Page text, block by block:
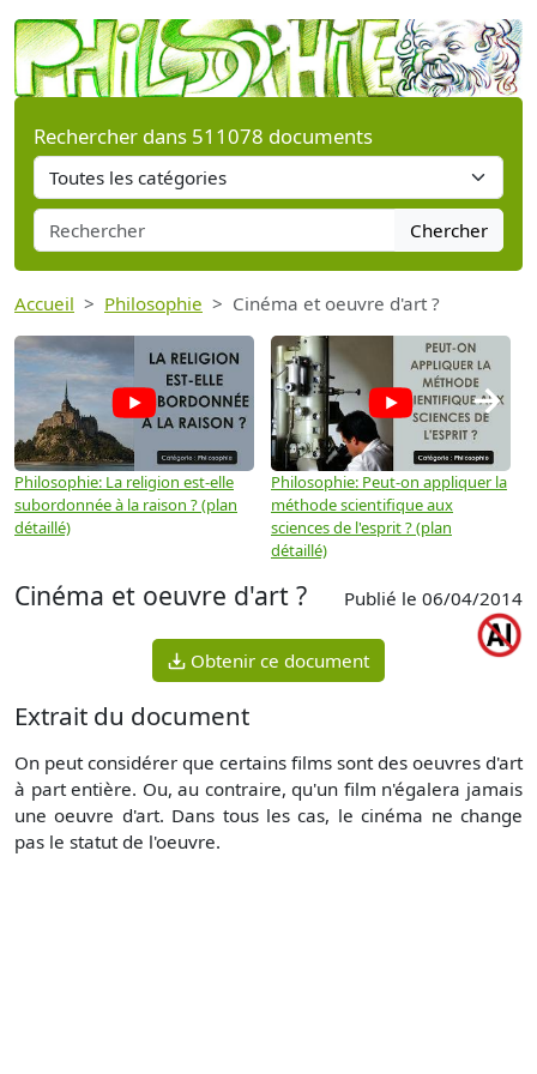
Rechercher dans 511078 documents
Chercher
Accueil Philosophie Cinéma et oeuvre d'art ?
Philosophie: La religion est-elle
subordonnée à la raison ? (plan
détaillé)
Philosophie: Peut-on appliquer la
méthode scientifique aux
sciences de l'esprit ? (plan
détaillé)
→
Cinéma et oeuvre d'art ? Publié le 06/04/2014
Obtenir ce document
Extrait du document
On peut considérer que certains films sont des oeuvres d'art
à part entière. Ou, au contraire, qu'un film n'égalera jamais
une oeuvre d'art. Dans tous les cas, le cinéma ne change
pas le statut de l'oeuvre.